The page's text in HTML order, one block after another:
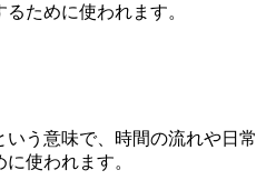
ために使われます。
う意味で、時間の流れや日常
使われます。